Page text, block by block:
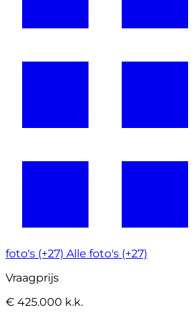
foto's (+27) Alle foto's (+27)
Vraagprijs
€ 425.000 k.k.